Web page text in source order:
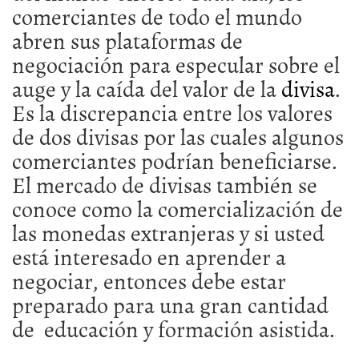
comerciantes de todo el mundo
abren sus plataformas de
negociación para especular sobre el
auge y la caída del valor de ladivisa.
Es la discrepancia entre los valores
de dos divisas por las cuales algunos
comerciantes podrían beneficiarse.
El mercado de divisas también se
conoce como la comercialización de
las monedas extranjeras y si usted
está interesado en aprender a
negociar, entonces debe estar
preparado para una gran cantidad
de educación y formación asistida.